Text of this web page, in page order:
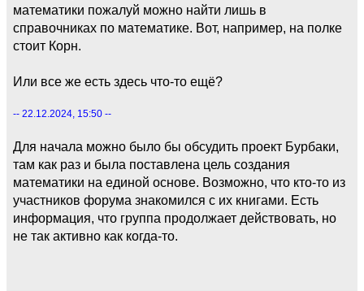
математики пожалуй можно найти лишь в
справочниках по математике. Вот, например, на полке
стоит Корн.
Или все же есть здесь что-то ещё?
-- 22.12.2024, 15:50 --
Для начала можно было бы обсудить проект Бурбаки,
там как раз и была поставлена цель создания
математики на единой основе. Возможно, что кто-то из
участников форума знакомился с их книгами. Есть
информация, что группа продолжает действовать, но
не так активно как когда-то.